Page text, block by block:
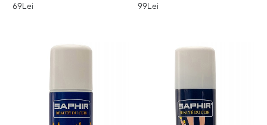
69Lei
99Lei